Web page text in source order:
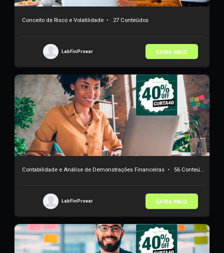
Conceito de Risco e Volatilidade • 27 Conteúdos
LabFinProvar SAIBA MAIS
Contabilidade e Análise de Demonstrações Financeiras • 56 Conteúdos